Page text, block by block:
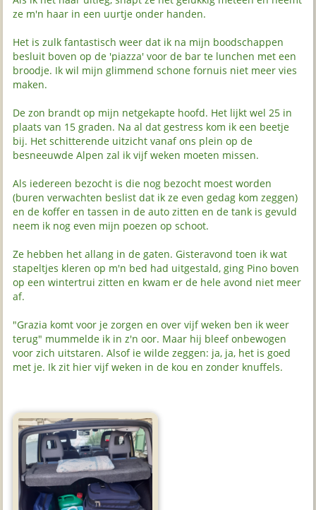
ze m'n haar in een uurtje onder handen.
Het is zulk fantastisch weer dat ik na mijn boodschappen
besluit boven op de 'piazza' voor de bar te lunchen met een
broodje. Ik wil mijn glimmend schone fornuis niet meer vies
maken.
De zon brandt op mijn netgekapte hoofd. Het lijkt wel 25 in
plaats van 15 graden. Na al dat gestress kom ik een beetje
bij. Het schitterende uitzicht vanaf ons plein op de
besneeuwde Alpen zal ik vijf weken moeten missen.
Als iedereen bezocht is die nog bezocht moest worden
(buren verwachten beslist dat ik ze even gedag kom zeggen)
en de koffer en tassen in de auto zitten en de tank is gevuld
neem ik nog even mijn poezen op schoot.
Ze hebben het allang in de gaten. Gisteravond toen ik wat
stapeltjes kleren op m'n bed had uitgestald, ging Pino boven
op een wintertrui zitten en kwam er de hele avond niet meer
af.
"Grazia komt voor je zorgen en over vijf weken ben ik weer
terug" mummelde ik in z'n oor. Maar hij bleef onbewogen
voor zich uitstaren. Alsof ie wilde zeggen: ja, ja, het is goed
met je. Ik zit hier vijf weken in de kou en zonder knuffels.